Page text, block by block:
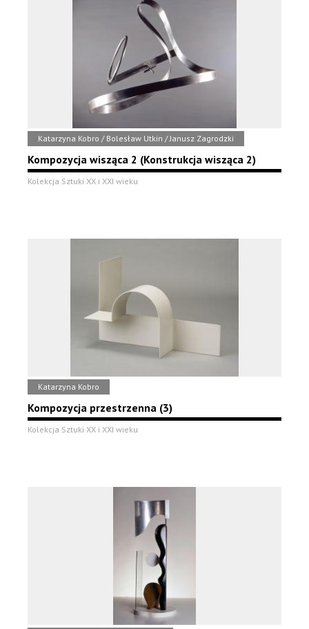
Katarzyna Kobro / Bolesław Utkin / Janusz Zagrodzki
Kompozycja wisząca 2 (Konstrukcja wisząca 2)
Kolekcja Sztuki XX i XXI wieku
Katarzyna Kobro
Kompozycja przestrzenna (3)
Kolekcja Sztuki XX i XXI wieku